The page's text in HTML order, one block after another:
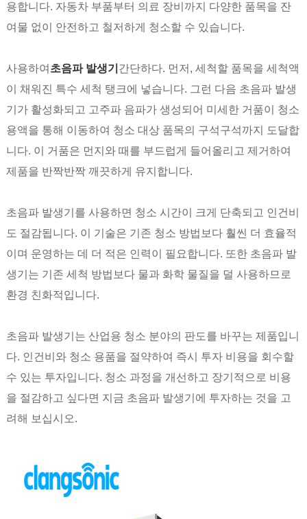
용합니다. 자동차 부품부터 의료 장비까지 다양한 품목을 잔
여물 없이 안전하고 철저하게 청소할 수 있습니다.
사용하여 초음파 발생기 간단하다. 먼저, 세척할 품목을 세척액
이 채워진 특수 세척 탱크에 넣습니다. 그런 다음 초음파 발생
기가 활성화되고 고주파 음파가 생성되어 미세한 거품이 청소
용액을 통해 이동하여 청소 대상 품목의 구석구석까지 도달합
니다. 이 거품은 먼지와 때를 부드럽게 들어올리고 제거하여
제품을 반짝반짝 깨끗하게 유지합니다.
초음파 발생기를 사용하면 청소 시간이 크게 단축되고 인건비
도 절감됩니다. 이 기술은 기존 청소 방법보다 훨씬 더 효율적
이며 운영하는 데 더 적은 인력이 필요합니다. 또한 초음파 발
생기는 기존 세척 방법보다 물과 화학 물질을 덜 사용하므로
환경 친화적입니다.
초음파 발생기는 산업용 청소 분야의 판도를 바꾸는 제품입니
다. 인건비와 청소 용품을 절약하여 즉시 투자 비용을 회수할
수 있는 투자입니다. 청소 과정을 개선하고 장기적으로 비용
을 절감하고 싶다면 지금 초음파 발생기에 투자하는 것을 고
려해 보십시오.